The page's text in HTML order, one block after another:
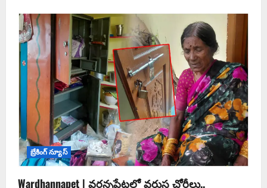
బ్రేకింగ్ న్యూస్
Wardhannapet | వర్ధన్నపేటలో వరుస చోరీలు..